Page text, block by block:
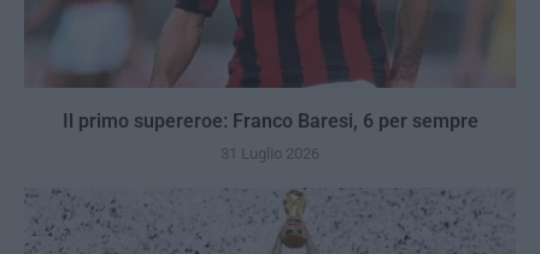
Il primo supereroe: Franco Baresi, 6 per sempre
31 Luglio 2026